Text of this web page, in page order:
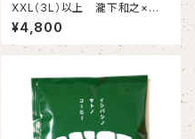
XXL（3L）以上 瀧下和之×ゆ
でたまごコラボチャリティTシャ
ツ（黒生地にフルカラープリン
ト）
¥4,800